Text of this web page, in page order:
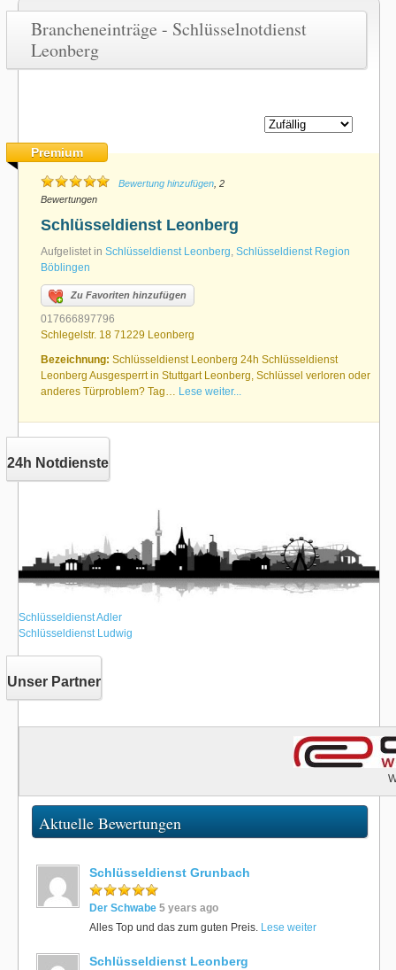
Brancheneinträge - Schlüsselnotdienst
Leonberg
Premium
Bewertung hinzufügen , 2
Bewertungen
Schlüsseldienst Leonberg
Aufgelistet in Schlüsseldienst Leonberg, Schlüsseldienst Region
Böblingen
Zu Favoriten hinzufügen
017666897796
Schlegelstr. 18 71229 Leonberg
Bezeichnung: Schlüsseldienst Leonberg 24h Schlüsseldienst
Leonberg Ausgesperrt in Stuttgart Leonberg, Schlüssel verloren oder
anderes Türproblem? Tag… Lese weiter...
24h Notdienste
Schlüsseldienst Adler
Schlüsseldienst Ludwig
Unser Partner
Aktuelle Bewertungen
Schlüsseldienst Grunbach
Der Schwabe 5 years ago
Alles Top und das zum guten Preis. Lese weiter
Schlüsseldienst Leonberg